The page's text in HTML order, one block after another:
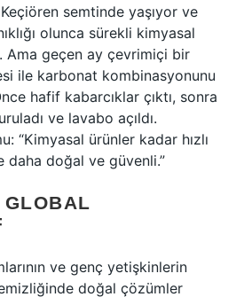
Keçiören semtinde yaşıyor ve
olunca sürekli kimyasal
Ama geçen ay çevrimiçi bir
ile karbonat kombinasyonunu
hafif kabarcıklar çıktı, sonra
ve lavabo açıldı.
“Kimyasal ürünler kadar hızlı
daha doğal ve güvenli.”
ve genç yetişkinlerin
doğal çözümler